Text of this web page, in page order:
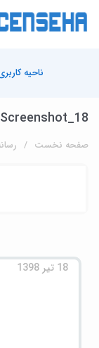
ناحیه
Screenshot_18
صفحه نخست
18 تیر 1398